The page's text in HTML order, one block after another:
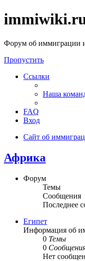
Форум об иммиграции
Пропустить
Ссылки
Наша
FAQ
Вход
Сайт об
Африка
Форум
Темы
Сообщения
Последнее
Египет
Информация об
0 Темы
0
Нет